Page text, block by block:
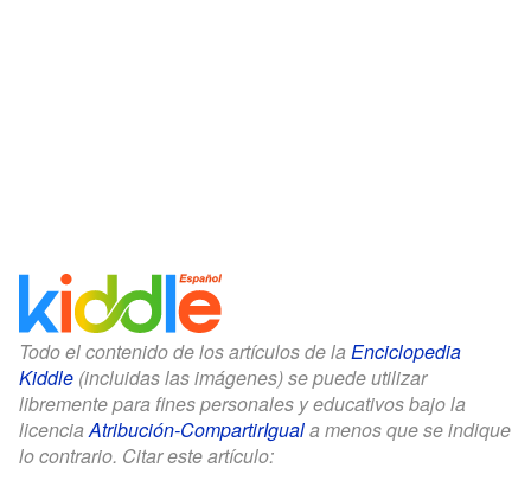
Todo el contenido de los artículos de la Enciclopedia
Kiddle (incluidas las imágenes) se puede utilizar
libremente para fines personales y educativos bajo la
licenciaAtribución-CompartirIguala menos que se indique
lo contrario. Citar este artículo: